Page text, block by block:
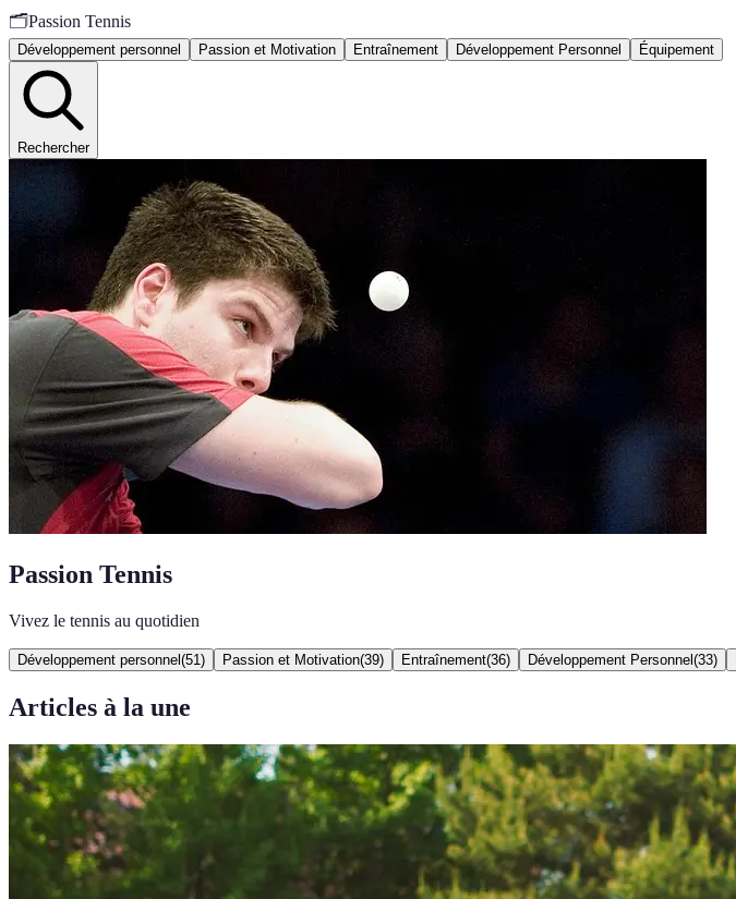
🗂️Passion Tennis
Développement personnel Passion et Motivation Entraînement Développement Personnel Équipement
Rechercher
Passion Tennis
Vivez le tennis au quotidien
Développement personnel (51 ) Passion et Motivation(39) Entraînement(36) Développement Personnel (33)
Articles à la une